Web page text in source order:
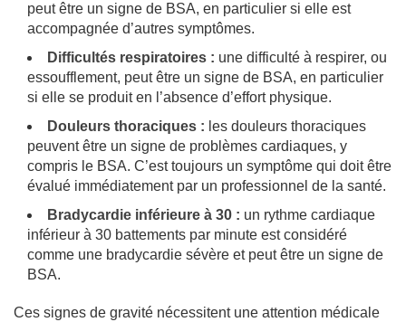
peut être un signe de BSA, en particulier si elle est
accompagnée d’autres symptômes.
Difficultés respiratoires : une difficulté à respirer, ou
essoufflement, peut être un signe de BSA, en particulier
si elle se produit en l’absence d’effort physique.
Douleurs thoraciques : les douleurs thoraciques
peuvent être un signe de problèmes cardiaques, y
compris le BSA. C’est toujours un symptôme qui doit être
évalué immédiatement par un professionnel de la santé.
Bradycardie inférieure à 30 : un rythme cardiaque
inférieur à 30 battements par minute est considéré
comme une bradycardie sévère et peut être un signe de
BSA.
Ces signes de gravité nécessitent une attention médicale